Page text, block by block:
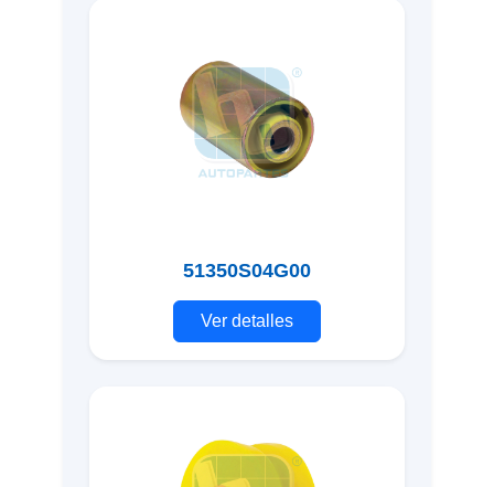
51350S04G00
Ver detalles